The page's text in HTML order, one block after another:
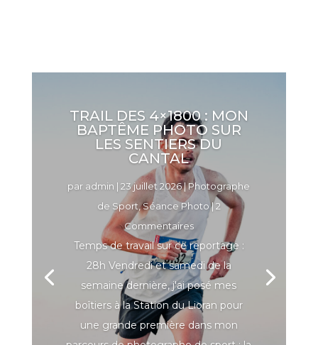
TRAIL DES 4×1800 : MON
BAPTÊME PHOTO SUR
LES SENTIERS DU
CANTAL
par admin |23 juillet 2026|Photographe
de Sport ,Séance Photo| 2
Commentaires
Temps de travail sur ce reportage :
28h Vendredi et samedi de la
semaine dernière, j'ai posé mes
boîtiers à la Station du Lioran pour
une grande première dans mon